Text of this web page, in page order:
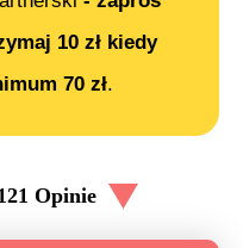
10 zł kiedy
70 zł.
Opinie